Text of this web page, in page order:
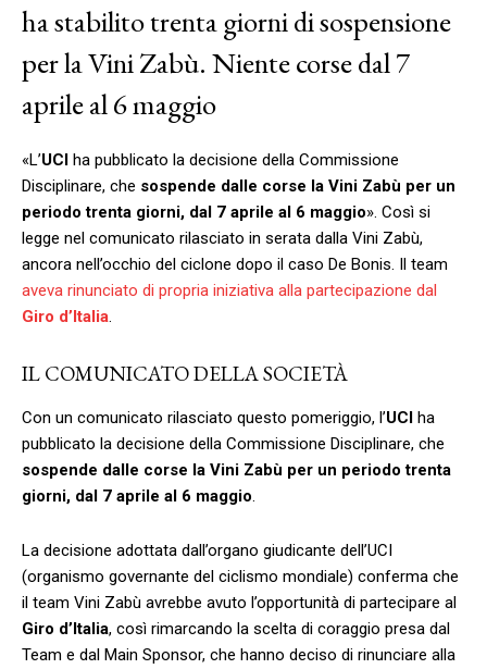
ha stabilito trenta giorni di sospensione
per la Vini Zabù. Niente corse dal 7
aprile al 6 maggio
«L’UCI ha pubblicato la decisione della Commissione
Disciplinare, che sospende dalle corse la Vini Zabù per un
periodo trenta giorni, dal 7 aprile al 6 maggio». Così si
legge nel comunicato rilasciato in serata dalla Vini Zabù,
ancora nell’occhio del ciclone dopo il caso De Bonis. Il team
aveva rinunciato di propria iniziativa alla partecipazione dal
Giro d’Italia.
IL COMUNICATO DELLA SOCIETÀ
Con un comunicato rilasciato questo pomeriggio, l’UCI ha
pubblicato la decisione della Commissione Disciplinare, che
sospende dalle corse la Vini Zabù per un periodo trenta
giorni, dal 7 aprile al 6 maggio.
La decisione adottata dall’organo giudicante dell’UCI
(organismo governante del ciclismo mondiale) conferma che
il team Vini Zabù avrebbe avuto l’opportunità di partecipare al
Giro d’Italia, così rimarcando la scelta di coraggio presa dal
Team e dal Main Sponsor, che hanno deciso di rinunciare alla